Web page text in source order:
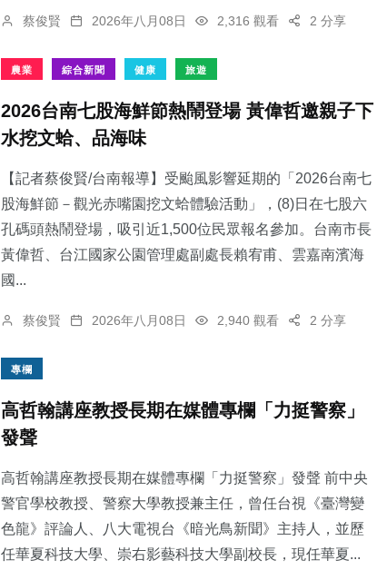
蔡俊賢 2026年八月08日 2,316 觀看 2 分享
農業 綜合新聞 健康 旅遊
2026台南七股海鮮節熱鬧登場 黃偉哲邀親子下
水挖文蛤、品海味
【記者蔡俊賢/台南報導】受颱風影響延期的「2026台南七
股海鮮節－觀光赤嘴園挖文蛤體驗活動」，(8)日在七股六
孔碼頭熱鬧登場，吸引近1,500位民眾報名參加。台南市長
黃偉哲、台江國家公園管理處副處長賴宥甫、雲嘉南濱海
國...
蔡俊賢 2026年八月08日 2,940 觀看 2 分享
專欄
高哲翰講座教授長期在媒體專欄「力挺警察」
發聲
高哲翰講座教授長期在媒體專欄「力挺警察」發聲 前中央
警官學校教授、警察大學教授兼主任，曾任台視《臺灣變
色龍》評論人、八大電視台《暗光鳥新聞》主持人，並歷
任華夏科技大學、崇右影藝科技大學副校長，現任華夏...
宗教 旅遊